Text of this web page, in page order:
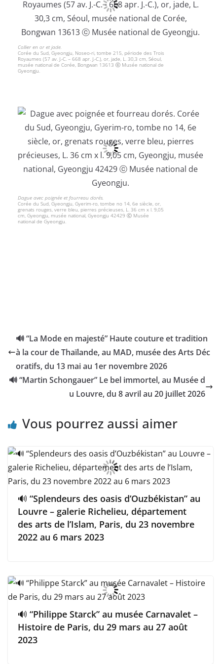
Collier en or et jade.
Corée du Sud, Gyeongju, Noseo-ri, tombe 215, période des Trois
Royaumes (57 av. J.-C. – 668 apr. J.-C.), or, jade, L. 30,3 cm, Séoul,
musée national de Corée, Bongwan 13613 ⓒ Musée national de
Gyeongju.
Dague avec poignée et fourreau dorés.
Corée du Sud, Gyeongju, Gyerim-ro, tombe no 14, 6e siècle, or,
grenats rouges, verre bleu, pierres précieuses, L. 36 cm x l. 9,05
cm, Gyeongju, musée national, Gyeongju 42429 ⓒ Musée
national de Gyeongju.
🔊 “La Mode en majesté” Haute couture et tradition
à la cour de Thaïlande, au MAD, musée des Arts Déc
oratifs, du 13 mai au 1er novembre 2026
🔊 “Martin Schongauer” Le bel immortel, au Musée d
u Louvre, du 8 avril au 20 juillet 2026
Vous pourrez aussi aimer
🔊 “Splendeurs des oasis d’Ouzbékistan” au
Louvre – galerie Richelieu, département
des arts de l’Islam, Paris, du 23 novembre
2022 au 6 mars 2023
🔊 “Philippe Starck” au musée Carnavalet –
Histoire de Paris, du 29 mars au 27 août
2023